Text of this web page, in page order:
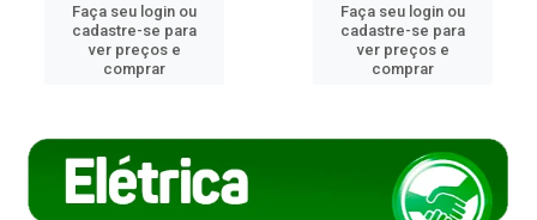
Faça seu login ou
cadastre-se para
ver preços e
comprar
Faça seu login ou
cadastre-se para
ver preços e
comprar